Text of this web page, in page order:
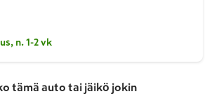
n. 1-2 vk
tämä auto tai jäikö jokin